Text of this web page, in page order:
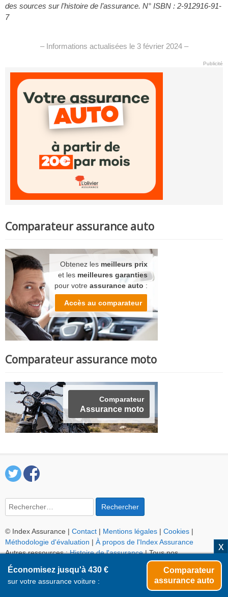
des sources sur l’histoire de l’assurance. N° ISBN : 2-912916-91-
7
– Informations actualisées le 3 février 2024 –
Publicité
Comparateur assurance auto
Obtenez les meilleurs prix
et les meilleures garanties
pour votre assurance auto :
Accès au comparateur
Comparateur assurance moto
Comparateur
Assurance moto
Rechercher :
© Index Assurance | Contact | Mentions légales | Cookies |
Méthodologie d'évaluation | À propos de l'Index Assurance
Autres ressources :Histoire de l'assurance| Tous nos
comparateurs :
santé,obsèques
Économisez jusqu'à 430 €
sur votre assurance voiture :
Comparateur
assurance auto